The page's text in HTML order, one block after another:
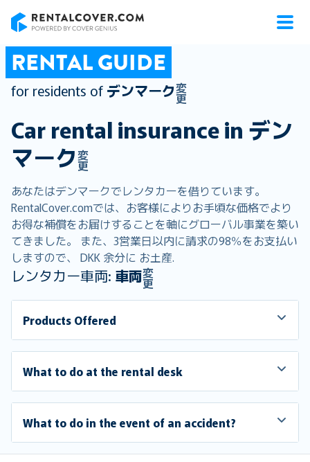
RENTAL GUIDE
for residents of デンマーク変
更
Car rental insurance in デン
マーク変
更
あなたはデンマークでレンタカーを借りています。
RentalCover.comでは、お客様によりお手頃な価格でより
お得な補償をお届けすることを軸にグローバル事業を築い
てきました。 また、3営業日以内に請求の98％をお支払い
しますので、 DKK 余分に お土産.
レンタカー車両: 車両変
更
Products Offered
What to do at the rental desk
What to do in the event of an accident?